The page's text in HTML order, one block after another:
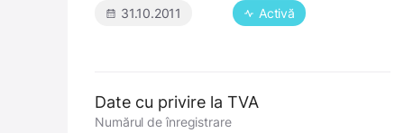
31.10.2011
Activă
Date cu privire la TVA
Numărul de înregistrare